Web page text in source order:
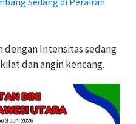
dengan Intensitas sedang
dan angin kencang.